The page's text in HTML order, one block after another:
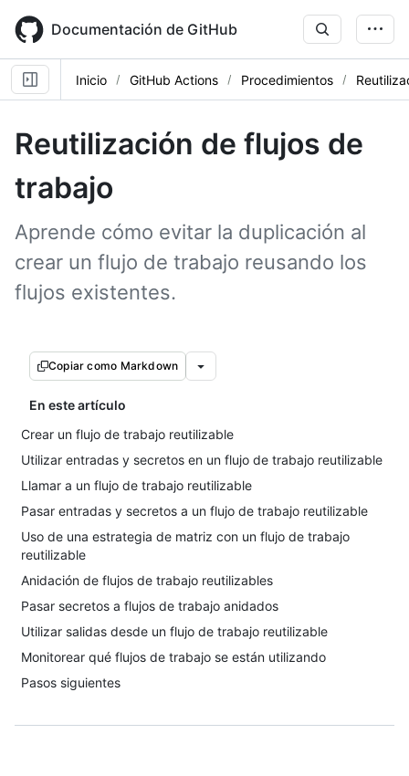
main
content
Documentación de GitHub
Inicio GitHub Actions Procedimientos
Reutilización de flujos de
trabajo
Aprende cómo evitar la duplicación al
crear un flujo de trabajo reusando los
flujos existentes.
Copiar como Markdown
En este artículo
Crear un flujo de trabajo reutilizable
Utilizar entradas y secretos en un flujo de trabajo reutilizable
Llamar a un flujo de trabajo reutilizable
Pasar entradas y secretos a un flujo de trabajo reutilizable
Uso de una estrategia de matriz con un flujo de trabajo
reutilizable
Anidación de flujos de trabajo reutilizables
Pasar secretos a flujos de trabajo anidados
Utilizar salidas desde un flujo de trabajo reutilizable
Monitorear qué flujos de trabajo se están utilizando
Pasos siguientes